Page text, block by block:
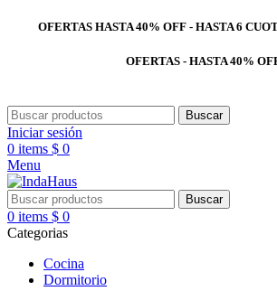
OFERTAS HASTA 40% OFF - HASTA 6
OFERTAS - HASTA 40%
Buscar
Iniciar sesión
0 items $ 0
Menu
Buscar
0 items $ 0
Categorias
Cocina
Dormitorio